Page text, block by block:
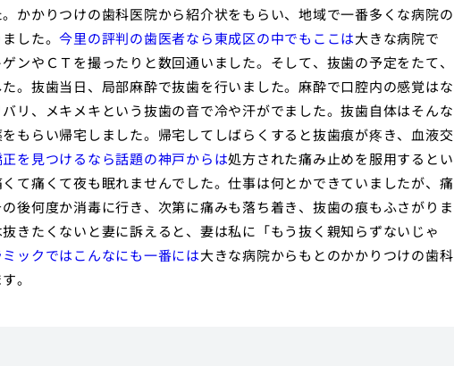
かかりつけの歯科医院から紹介状をもらい、地域で一番多くな病院の
した。今里の評判の歯医者なら東成区の中でもここは大きな病院で
ンやＣＴを撮ったりと数回通いました。そして、抜歯の予定をたて、
。抜歯当日、局部麻酔で抜歯を行いました。麻酔で口腔内の感覚はな
リ、メキメキという抜歯の音で冷や汗がでました。抜歯自体はそんな
もらい帰宅しました。帰宅してしばらくすると抜歯痕が疼き、血液交
を見つけるなら話題の神戸からは処方された痛み止めを服用するとい
て痛くて夜も眠れませんでした。仕事は何とかできていましたが、痛
後何度か消毒に行き、次第に痛みも落ち着き、抜歯の痕もふさがりま
きたくないと妻に訴えると、妻は私に「もう抜く親知らずないじゃ
ックではこんなにも一番には大きな病院からもとのかかりつけの歯科
。